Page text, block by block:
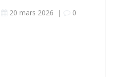
20 mars 2026 | 0